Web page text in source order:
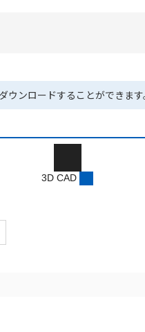
ンロードすることができます
3D CAD